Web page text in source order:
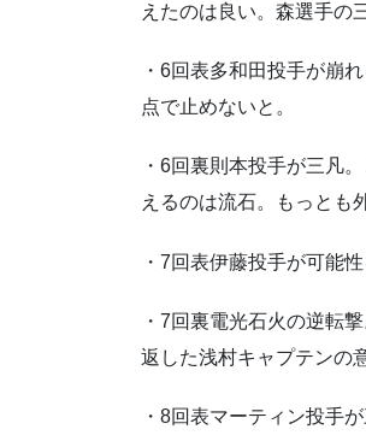
えたのは良い。森選手の
・6回表多和田投手が崩
点で止めないと。
・6回裏則本投手が三凡
えるのは流石。もっとも
・7回表伊藤投手が可能
・7回裏電光石火の逆転
返した浅村キャプテンの
・8回表マーティン投手